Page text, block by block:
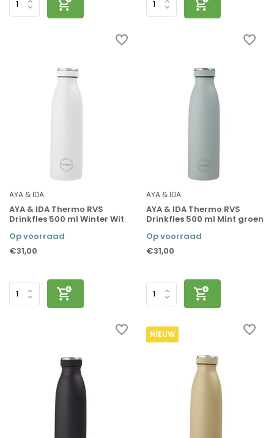
AYA & IDA
AYA & IDA Thermo RVS
Drinkfles 500 ml Winter Wit
Op voorraad
€31,00
AYA & IDA
AYA & IDA Thermo RVS
Drinkfles 500 ml Mint groen
Op voorraad
€31,00
NIEUW